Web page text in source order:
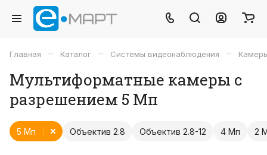
Главная – Каталог – Системы видеонаблюдения –
Мультиформатные камеры с
разрешением 5 Мп
Объектив 2.8 Объектив 2.8-12 4 Мп
5 Мп 2